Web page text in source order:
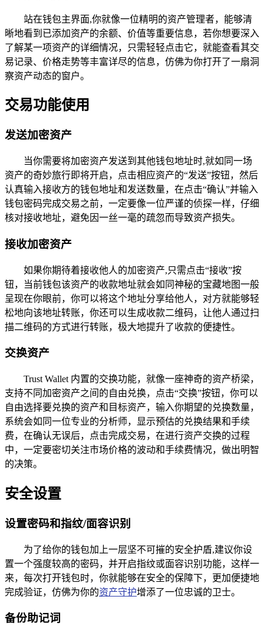
站在钱包主界面,你就像一位精明的资产管理者，能够清
晰地看到已添加资产的余额、价值等重要信息，若你想要深入
了解某一项资产的详细情况，只需轻轻点击它，就能查看其交
易记录、价格走势等丰富详尽的信息，仿佛为你打开了一扇洞
察资产动态的窗户。
交易功能使用
发送加密资产
当你需要将加密资产发送到其他钱包地址时,就如同一场
资产的奇妙旅行即将开启，点击相应资产的“发送”按钮，然后
认真输入接收方的钱包地址和发送数量，在点击“确认”并输入
钱包密码完成交易之前，一定要像一位严谨的侦探一样，仔细
核对接收地址，避免因一丝一毫的疏忽而导致资产损失。
接收加密资产
如果你期待着接收他人的加密资产,只需点击“接收”按
钮，当前钱包该资产的收款地址就会如同神秘的宝藏地图一般
呈现在你眼前，你可以将这个地址分享给他人，对方就能够轻
松地向该地址转账，你还可以生成收款二维码，让他人通过扫
描二维码的方式进行转账，极大地提升了收款的便捷性。
交换资产
Trust Wallet 内置的交换功能，就像一座神奇的资产桥梁，
支持不同加密资产之间的自由兑换，点击“交换”按钮，你可以
自由选择要兑换的资产和目标资产，输入你期望的兑换数量，
系统会如同一位专业的分析师，显示预估的兑换结果和手续
费，在确认无误后，点击完成交易，在进行资产交换的过程
中，一定要密切关注市场价格的波动和手续费情况，做出明智
的决策。
安全设置
设置密码和指纹/面容识别
为了给你的钱包加上一层坚不可摧的安全护盾,建议你设
置一个强度较高的密码，并开启指纹或面容识别功能，这样一
来，每次打开钱包时，你就能够在安全的保障下，更加便捷地
完成验证，仿佛为你的资产守护增添了一位忠诚的卫士。
备份助记词